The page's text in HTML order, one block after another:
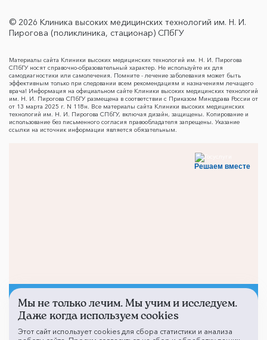
© 2026 Клиника высоких медицинских технологий им. Н. И.
Пирогова (поликлиника, стационар) СПбГУ
Материалы сайта Клиники высоких медицинских технологий им. Н. И. Пирогова
СПбГУ носят справочно-образовательный характер. Не используйте их для
самодиагностики или самолечения. Помните - лечение заболевания может быть
эффективным только при следовании всем рекомендациям и назначениям лечащего
врача! Информация на официальном сайте Клиники высоких медицинских технологий
им. Н. И. Пирогова СПбГУ размещена в соответствии с Приказом Минздрава России от
от 13 марта 2025 г. N 118н. Все материалы сайта Клиники высоких медицинских
технологий им. Н. И. Пирогова СПбГУ, включая дизайн, защищены. Копирование и
использование без письменного согласия правообладателя запрещены. Указание
ссылки на источник информации является обязательным.
Решаем вместе
Не смогли записаться к
врачу?
Мы не только лечим. Мы учим и исследуем.
Даже когда используем cookies
Этот сайт использует cookies для сбора статистики и анализа